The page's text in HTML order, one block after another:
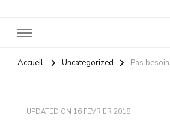
Accueil Uncategorized Pas
UPDATED ON 16 FÉVRIER 2018